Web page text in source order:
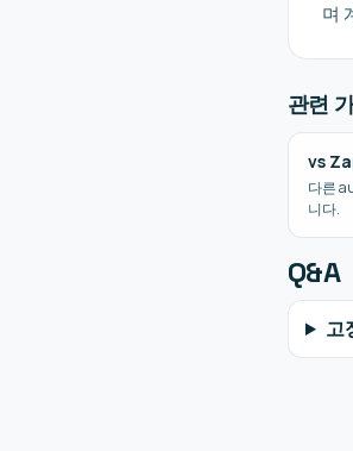
며
관련
vs
다른
니다.
Q&A
고